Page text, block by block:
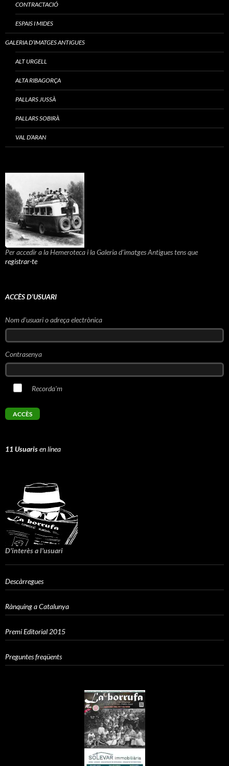
CONTRACTACIÓ
ESPAIS I MIDES
GALERIA D’IMATGES ANTIGUES
ALT URGELL
ALTA RIBAGORÇA
PALLARS JUSSÀ
PALLARS SOBIRÀ
VAL D’ARAN
Per accedir a la Hemeroteca i la Galeria d'imatges Antigues tens que
registrar-te
ACCÈS D’USUARI
Nom d'usuari o adreça electrònica
Contrasenya
Recorda'm
11 Usuarisen línea
D'interès a l'usuari
Descàrregues
Rànquing a Catalunya
Premi Editorial 2015
Preguntes freqüents